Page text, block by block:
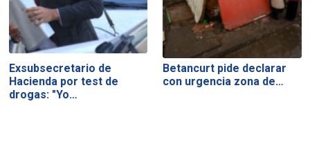
Exsubsecretario de
Hacienda por test de
drogas: "Yo…
Betancurt pide declarar
con urgencia zona de…